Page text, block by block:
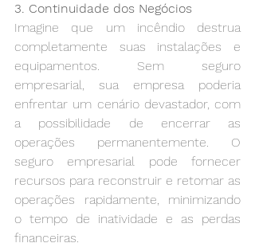
3. Continuidade dos Negócios
Imagine que um incêndio destrua
completamente suas instalações e
equipamentos. Sem seguro
empresarial, sua empresa poderia
enfrentar um cenário devastador, com
a possibilidade de encerrar as
operações permanentemente. O
seguro empresarial pode fornecer
recursos para reconstruir e retomar as
operações rapidamente, minimizando
o tempo de inatividade e as perdas
financeiras.